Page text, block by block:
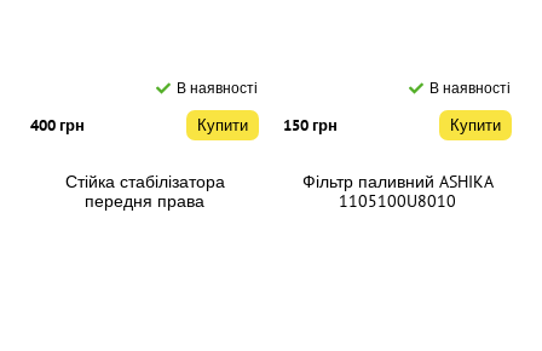
В наявності
400 грн Купити
Стійка стабілізатора
передня права
В наявності
150 грн Купити
Фільтр паливний ASHIKA
1105100U8010